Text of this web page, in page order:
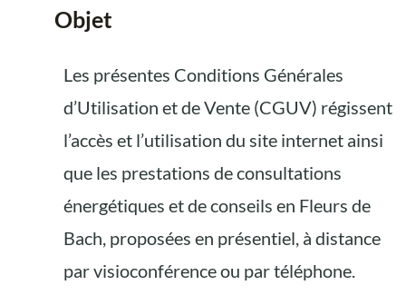
Objet
Les présentes Conditions Générales
d’Utilisation et de Vente (CGUV) régissent
l’accès et l’utilisation du site internet ainsi
que les prestations de consultations
énergétiques et de conseils en Fleurs de
Bach, proposées en présentiel, à distance
par visioconférence ou par téléphone.